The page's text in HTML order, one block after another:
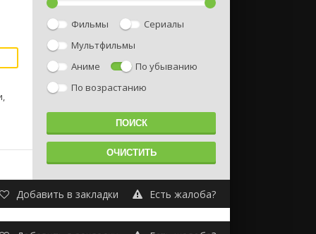
Фильмы
Сериалы
Мультфильмы
Аниме
По убыванию
По возрастанию
Добавить в закладки Есть жалоба?